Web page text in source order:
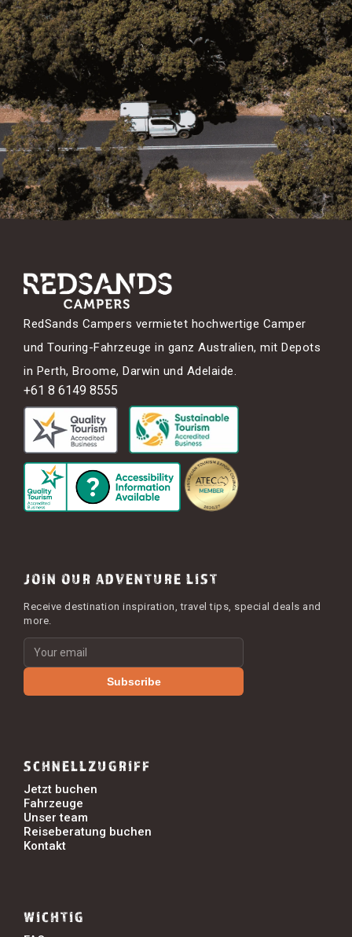
RedSands Campers vermietet hochwertige Camper
und Touring-Fahrzeuge in ganz Australien, mit Depots
in Perth, Broome, Darwin und Adelaide.
+61 8 6149 8555
JOIN OUR ADVENTURE LIST
Receive destination inspiration, travel tips, special deals and
more.
Subscribe
SCHNELLZUGRIFF
Jetzt buchen
Fahrzeuge
Unser team
Reiseberatung buchen
Kontakt
WICHTIG